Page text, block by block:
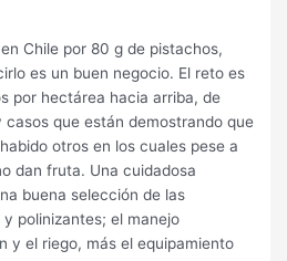
Chile por 80 g de pistachos,
es un buen negocio. El reto es
por hectárea hacia arriba, de
que están demostrando que
otros en los cuales pese a
dan fruta. Una cuidadosa
buena selección de las
polinizantes; el manejo
y el riego, más el equipamiento